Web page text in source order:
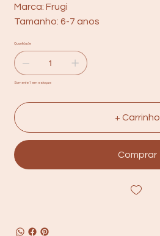
Marca: Frugi
Tamanho: 6-7 anos
Quantidade
Somente 1 em estoque
+ Carrinho
Comprar